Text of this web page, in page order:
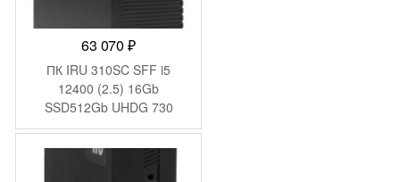
63 070₽
ПК IRU 310SC SFF i5
12400 (2.5) 16Gb
SSD512Gb UHDG 730
Windows 11 Pro GbitEth
200W черный (1969071)